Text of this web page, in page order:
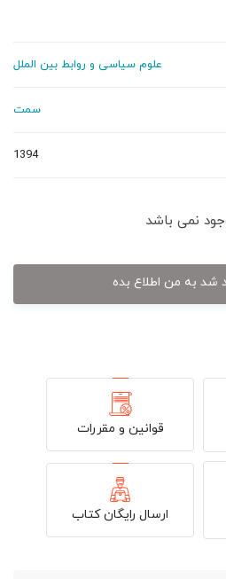
علوم سیاسی و روابط بین الملل
سمت
1394
نمی باشد
شد به من اطلاع بده
قوانین و مقررات
ارسال رایگان کتاب